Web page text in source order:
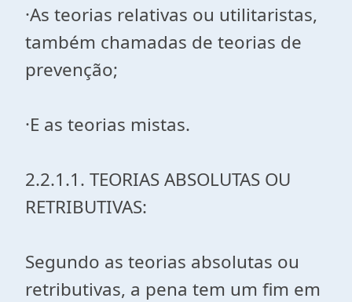
·As teorias relativas ou utilitaristas,
também chamadas de teorias de
prevenção;
·E as teorias mistas.
2.2.1.1. TEORIAS ABSOLUTAS OU
RETRIBUTIVAS:
Segundo as teorias absolutas ou
retributivas, a pena tem um fim em